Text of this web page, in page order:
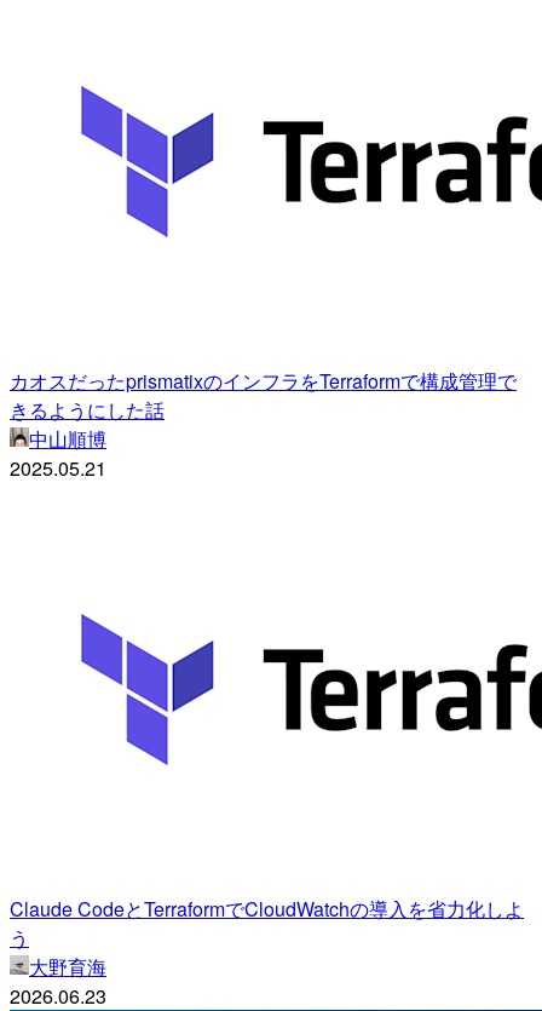
カオスだったprismatixのインフラをTerraformで構成管理で
きるようにした話
中山順博
2025.05.21
Claude CodeとTerraformでCloudWatchの導入を省力化しよ
う
大野育海
2026.06.23